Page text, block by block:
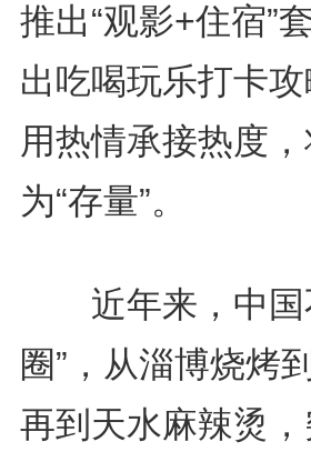
推出“观影+住宿”
出吃喝玩乐打卡
用热情承接热度，
为“存量”。
近年来，中国
圈”，从淄博烧烤
再到天水麻辣烫